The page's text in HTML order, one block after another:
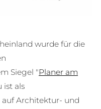
wurde für die
Siegel "Planer am
ist als
Architektur- und